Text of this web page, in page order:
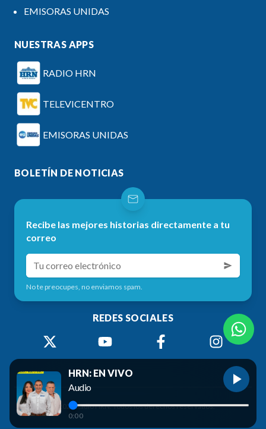
EMISORAS UNIDAS
NUESTRAS APPS
RADIO HRN
TELEVICENTRO
EMISORAS UNIDAS
BOLETÍN DE NOTICIAS
Recibe las mejores historias directamente a tu
correo
No te preocupes, no enviamos spam.
REDES SOCIALES
2026 Radio HRN. Todos los derechos reservados.
HRN: EN VIVO
Audio
0:00